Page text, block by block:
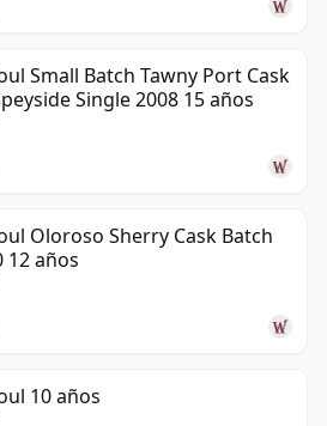
Small Batch Tawny Port Cask
Single 2008 15 años
Oloroso Sherry Cask Batch
12 años
10 años